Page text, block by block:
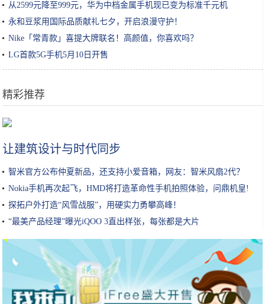
从2599元降至999元，华为中档金属手机现已变为标准千元机
永和豆浆用国际品质献礼七夕，开启浪漫守护！
Nike「常青款」喜提大牌联名！高颜值，你喜欢吗？
LG首款5G手机5月10日开售
精彩推荐
让建筑设计与时代同步
智米官方公布仲夏新品，还支持小爱音箱，网友：智米风扇2代？
Nokia手机再次起飞，HMD将打造革命性手机拍照体验，问鼎机皇!
探拓户外打造“风雪战服”，用硬实力勇攀高峰！
“最美产品经理”曝光iQOO 3直出样张，每张都是大片